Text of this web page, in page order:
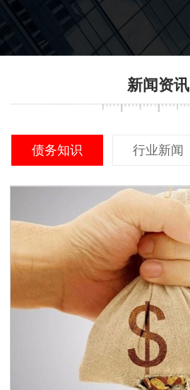
所的合作关系，以便处理法律
纠纷。
新闻资讯
债务知识 行业新闻